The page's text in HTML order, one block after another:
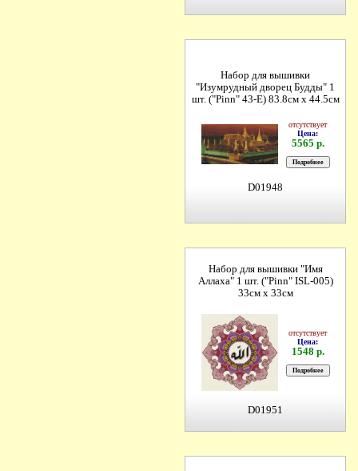
Набор для вышивки
"Изумрудный дворец Будды" 1
шт. ("Pinn" 43-E) 83.8см х 44.5см
отсутствует
Цена:
5565 р.
D01948
Набор для вышивки "Имя
Аллаха" 1 шт. ("Pinn" ISL-005)
33см х 33см
отсутствует
Цена:
1548 р.
D01951